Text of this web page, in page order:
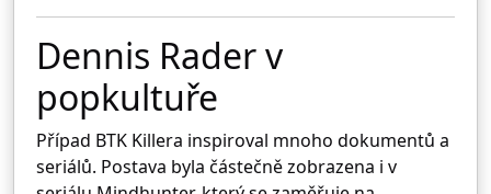
Dennis Rader v
popkultuře
Případ BTK Killera inspiroval mnoho dokumentů a
seriálů. Postava byla částečně zobrazena i v